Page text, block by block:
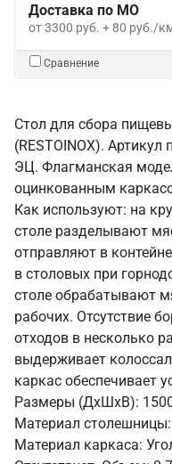
Доставка по МО
от 3300 руб. + 80 руб./
Сравнение
Стол для сбора
(RESTOINOX).
ЭЦ. Флагманская
оцинкованным
Как используют: на
столе разделывают
отправляют в
в столовых при
столе обрабатывают
рабочих. Отсутствие
отходов в несколько
выдерживает
каркас обеспечивает
Размеры (ДхШхВ):
Материал
Материал каркаса: